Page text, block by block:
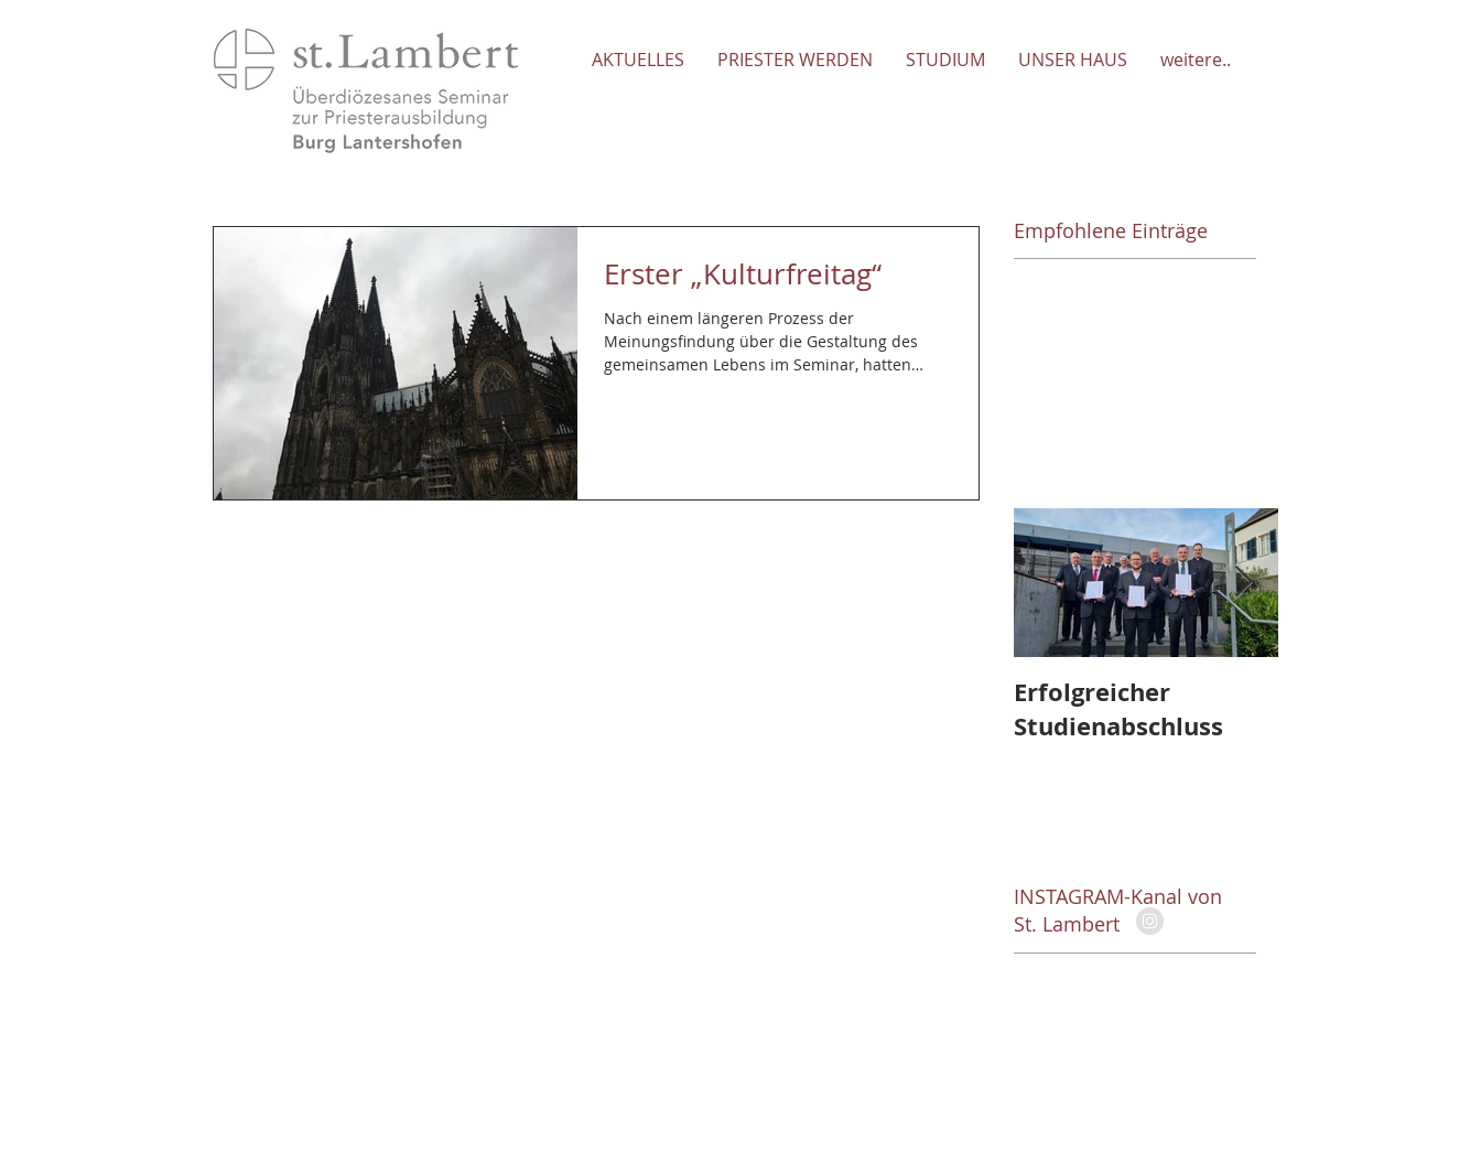
AKTUELLES PRIESTER WERDEN STUDIUM UNSER HAUS weitere..
Erster „Kulturfreitag“
Nach einem längeren Prozess der
Meinungsfindung über die Gestaltung des
gemeinsamen Lebens im Seminar, hatten
Empfohlene Einträge
Erfolgreicher
Studienabschluss
INSTAGRAM-Kanal von
St. Lambert